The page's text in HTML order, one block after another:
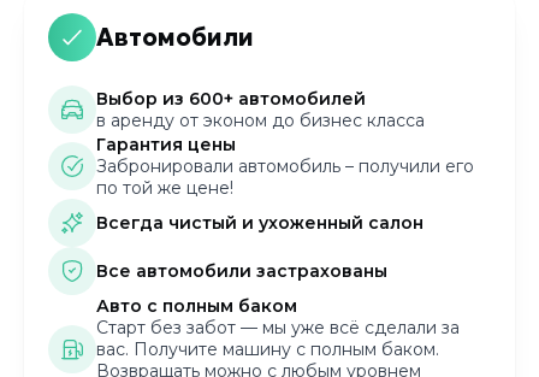
Автомобили
Выбор из 600+ автомобилей
в аренду от эконом до бизнес класса
Гарантия цены
Забронировали автомобиль – получили его
по той же цене!
Всегда чистый и ухоженный салон
Все автомобили застрахованы
Авто с полным баком
Старт без забот — мы уже всё сделали за
вас. Получите машину с полным баком.
Возвращать можно с любым уровнем